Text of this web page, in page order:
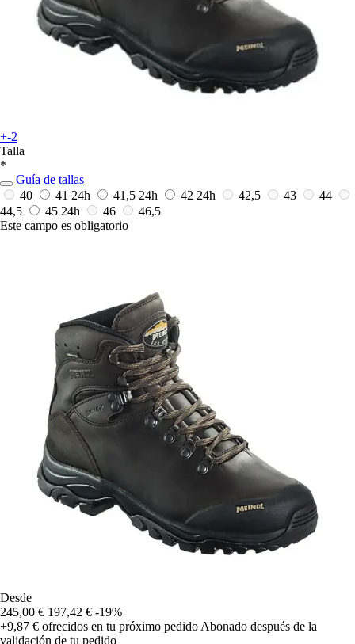
+-2
Talla
*
Guía de tallas
40
41 24h 41,5 24h 42 24h 42,5 43
44
44,5
45 24h 46
46,5
Este campo es obligatorio
Desde
245,00 € 197,42 € -19%
+9,87 € ofrecidos en tu próximo pedido Abonado después de la
validación de tu pedido